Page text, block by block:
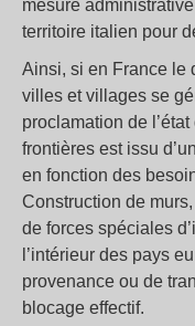
mesure
territoire italien pour
Ainsi, si en France le
villes et villages se
proclamation de
frontières est issu
en fonction des
Construction de
de forces spéciales
l’intérieur des pays
provenance ou de
blocage effectif.